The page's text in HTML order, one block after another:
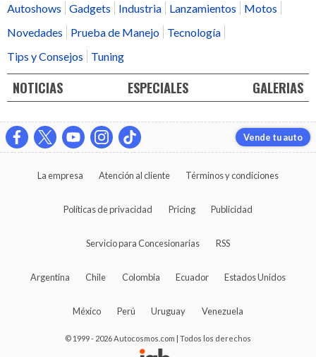
Autoshows
Gadgets Industria Lanzamientos
Motos
Novedades
Prueba de Manejo
Tecnología
Tips y Consejos
Tuning
NOTICIAS ESPECIALES GALERIAS
Vende tu auto
La empresa Atención al cliente Términos y condiciones
Políticas de privacidad Pricing Publicidad
Servicio para Concesionarias RSS
Argentina Chile Colombia Ecuador Estados Unidos
México Perú Uruguay Venezuela
© 1999 - 2026 Autocosmos.com | Todos los derechos